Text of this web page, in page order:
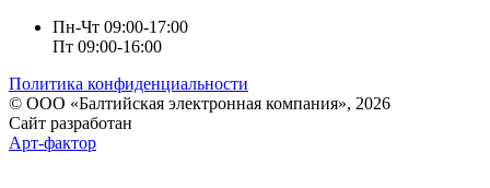
Пн-Чт 09:00-17:00
Пт 09:00-16:00
Политика конфиденциальности
© ООО «Балтийская электронная компания», 2026
Сайт разработан
Арт-фактор